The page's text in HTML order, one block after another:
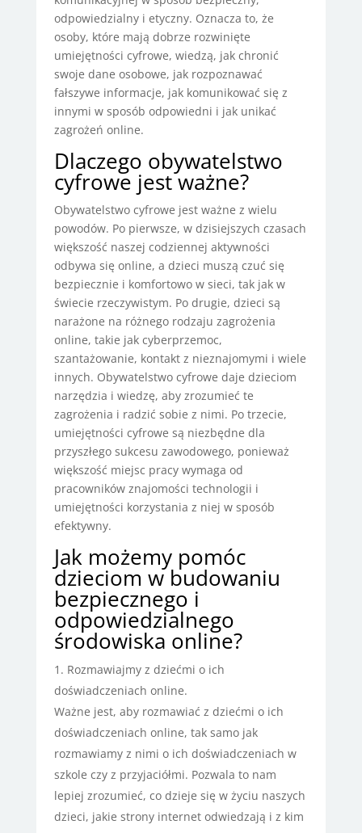
odpowiedzialny i etyczny. Oznacza to, że
osoby, które mają dobrze rozwinięte
umiejętności cyfrowe, wiedzą, jak chronić
swoje dane osobowe, jak rozpoznawać
fałszywe informacje, jak komunikować się z
innymi w sposób odpowiedni i jak unikać
zagrożeń online.
Dlaczego obywatelstwo
cyfrowe jest ważne?
Obywatelstwo cyfrowe jest ważne z wielu
powodów. Po pierwsze, w dzisiejszych czasach
większość naszej codziennej aktywności
odbywa się online, a dzieci muszą czuć się
bezpiecznie i komfortowo w sieci, tak jak w
świecie rzeczywistym. Po drugie, dzieci są
narażone na różnego rodzaju zagrożenia
online, takie jak cyberprzemoc,
szantażowanie, kontakt z nieznajomymi i wiele
innych. Obywatelstwo cyfrowe daje dzieciom
narzędzia i wiedzę, aby zrozumieć te
zagrożenia i radzić sobie z nimi. Po trzecie,
umiejętności cyfrowe są niezbędne dla
przyszłego sukcesu zawodowego, ponieważ
większość miejsc pracy wymaga od
pracowników znajomości technologii i
umiejętności korzystania z niej w sposób
efektywny.
Jak możemy pomóc
dzieciom w budowaniu
bezpiecznego i
odpowiedzialnego
środowiska online?
Rozmawiajmy z dziećmi o ich
doświadczeniach online.
Ważne jest, aby rozmawiać z dziećmi o ich
doświadczeniach online, tak samo jak
rozmawiamy z nimi o ich doświadczeniach w
szkole czy z przyjaciółmi. Pozwala to nam
lepiej zrozumieć, co dzieje się w życiu naszych
dzieci, jakie strony internet odwiedzają i z kim